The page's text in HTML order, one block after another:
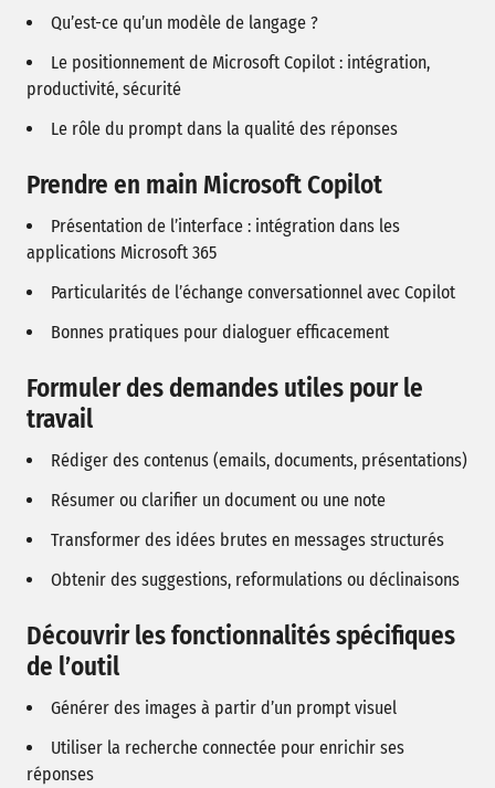
Qu’est-ce qu’un modèle de langage ?
Le positionnement de Microsoft Copilot : intégration,
productivité, sécurité
Le rôle du prompt dans la qualité des réponses
Prendre en main Microsoft Copilot
Présentation de l’interface : intégration dans les
applications Microsoft 365
Particularités de l’échange conversationnel avec Copilot
Bonnes pratiques pour dialoguer efficacement
Formuler des demandes utiles pour le
travail
Rédiger des contenus (emails, documents, présentations)
Résumer ou clarifier un document ou une note
Transformer des idées brutes en messages structurés
Obtenir des suggestions, reformulations ou déclinaisons
Découvrir les fonctionnalités spécifiques
de l’outil
Générer des images à partir d’un prompt visuel
Utiliser la recherche connectée pour enrichir ses
réponses